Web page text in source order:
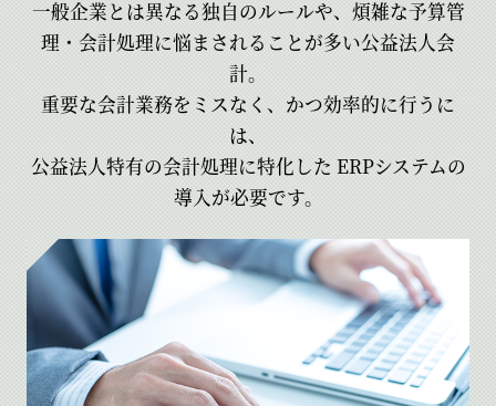
一般企業とは異なる独自のルールや、煩雑な予算管
理・会計処理に悩まされることが多い公益法人会
計。
重要な会計業務をミスなく、かつ効率的に行うに
は、
公益法人特有の会計処理に特化した ERPシステムの
導入が必要です。